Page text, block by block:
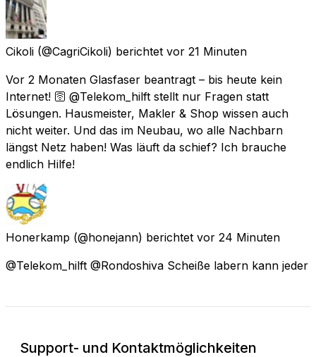
Cikoli (@CagriCikoli) berichtet vor 21 Minuten
Vor 2 Monaten Glasfaser beantragt – bis heute kein
Internet! 🛜 @Telekom_hilft stellt nur Fragen statt
Lösungen. Hausmeister, Makler & Shop wissen auch
nicht weiter. Und das im Neubau, wo alle Nachbarn
längst Netz haben! Was läuft da schief? Ich brauche
endlich Hilfe!
Honerkamp (@honejann) berichtet vor 24 Minuten
@Telekom_hilft @Rondoshiva Scheiße labern kann jeder
Support- und Kontaktmöglichkeiten